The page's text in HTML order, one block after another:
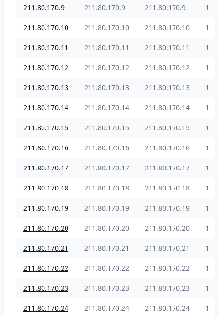
211.80.170.9 211.80.170.9 211.80.170.9 1
211.80.170.10 211.80.170.10 211.80.170.10 1
211.80.170.11 211.80.170.11 211.80.170.11 1
211.80.170.12 211.80.170.12 211.80.170.12 1
211.80.170.13 211.80.170.13 211.80.170.13 1
211.80.170.14 211.80.170.14 211.80.170.14 1
211.80.170.15 211.80.170.15 211.80.170.15 1
211.80.170.16 211.80.170.16 211.80.170.16 1
211.80.170.17 211.80.170.17 211.80.170.17 1
211.80.170.18 211.80.170.18 211.80.170.18 1
211.80.170.19 211.80.170.19 211.80.170.19 1
211.80.170.20 211.80.170.20 211.80.170.20 1
211.80.170.21 211.80.170.21 211.80.170.21 1
211.80.170.22 211.80.170.22 211.80.170.22 1
211.80.170.23 211.80.170.23 211.80.170.23 1
211.80.170.24 211.80.170.24 211.80.170.24 1